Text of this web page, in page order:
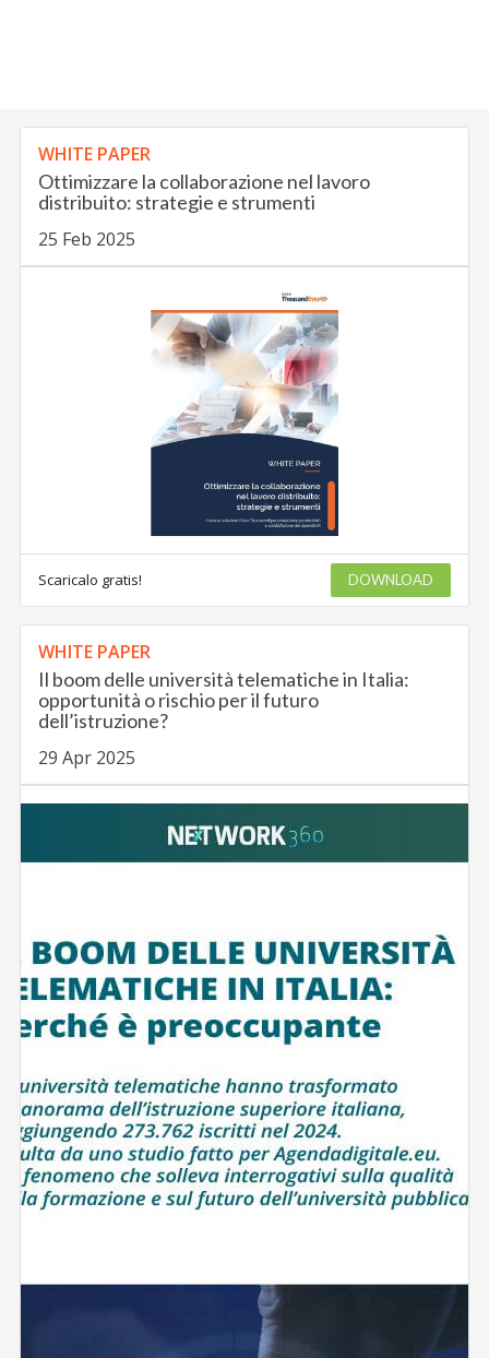
WHITE PAPER
Ottimizzare la collaborazione nel lavoro
distribuito: strategie e strumenti
25 Feb 2025
Scaricalo gratis! DOWNLOAD
WHITE PAPER
Il boom delle università telematiche in Italia:
opportunità o rischio per il futuro
dell’istruzione?
29 Apr 2025